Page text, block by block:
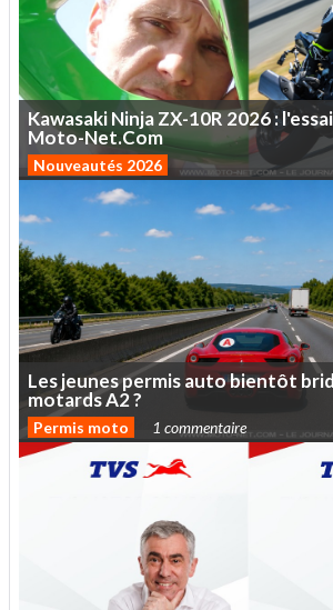
KawasakiNinjaZX-10R 2026:l'essai
Moto-Net.Com
Nouveautés 2026
Lesjeunespermisautobientôt
motardsA2?
Permis moto 1 commentaire